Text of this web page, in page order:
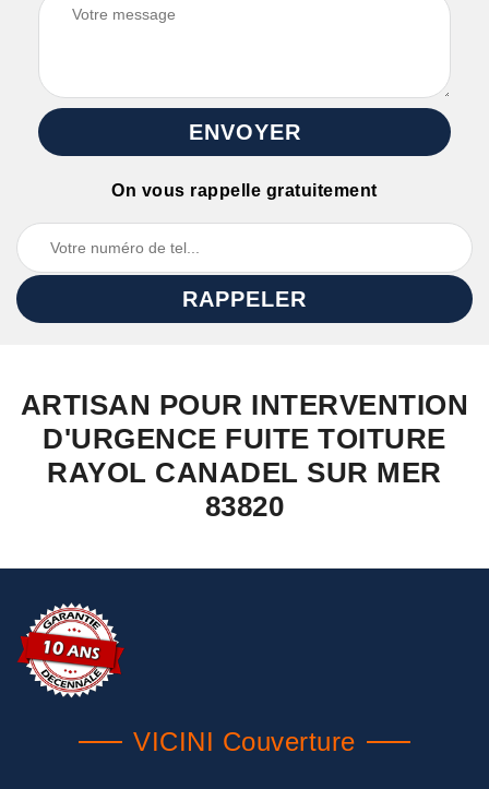
On vous rappelle gratuitement
ARTISAN POUR INTERVENTION
D'URGENCE FUITE TOITURE
RAYOL CANADEL SUR MER
83820
VICINI Couverture